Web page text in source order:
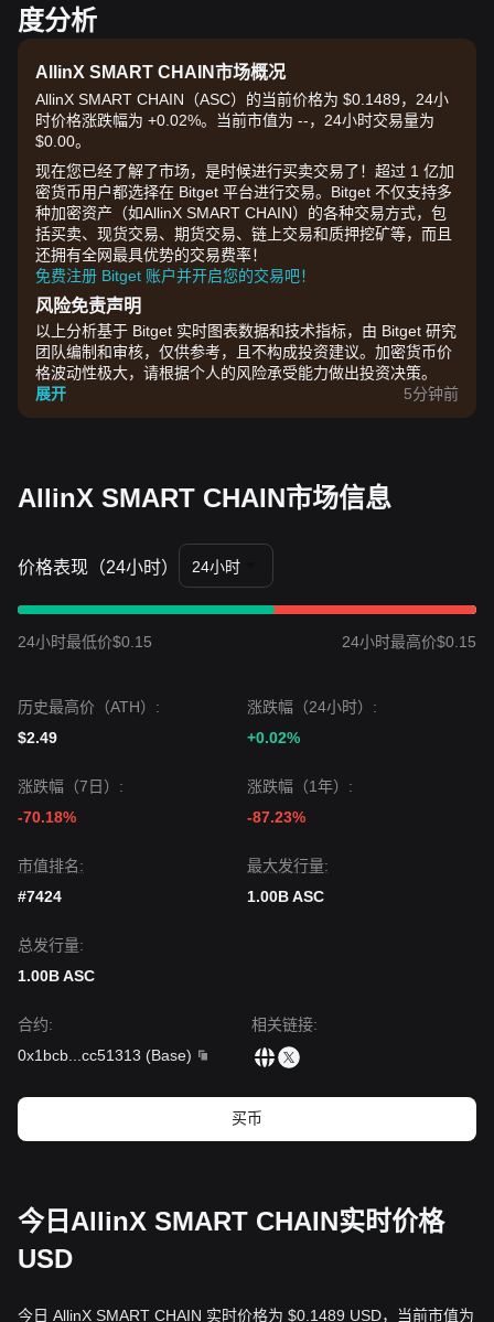
度分析
AllinX SMART CHAIN市场概况
AllinX SMART CHAIN（ASC）的当前价格为 $0.1489，24小
时价格涨跌幅为 +0.02%。当前市值为 --，24小时交易量为
$0.00。
现在您已经了解了市场，是时候进行买卖交易了！超过 1 亿加
密货币用户都选择在 Bitget 平台进行交易。Bitget 不仅支持多
种加密资产（如AllinX SMART CHAIN）的各种交易方式，包
括买卖、现货交易、期货交易、链上交易和质押挖矿等，而且
还拥有全网最具优势的交易费率！
免费注册 Bitget 账户并开启您的交易吧！
风险免责声明
以上分析基于 Bitget 实时图表数据和技术指标，由 Bitget 研究
团队编制和审核，仅供参考，且不构成投资建议。加密货币价
格波动性极大，请根据个人的风险承受能力做出投资决策。
展开
5分钟前
AllinX SMART CHAIN市场信息
价格表现（24小时） 24小时
24小时最低价$0.15 24小时最高价$0.15
历史最高价（ATH）:
$2.49
涨跌幅（24小时）:
+0.02%
涨跌幅（7日）:
-70.18%
涨跌幅（1年）:
-87.23%
市值排名:
#7424
最大发行量:
1.00B ASC
总发行量:
1.00B ASC
合约:
0x1bcb
cc51313 (Base)
相关链接:
买币
今日AllinX SMART CHAIN实时价格
USD
今日 AllinX SMART CHAIN 实时价格为 $0.1489 USD，当前市值为